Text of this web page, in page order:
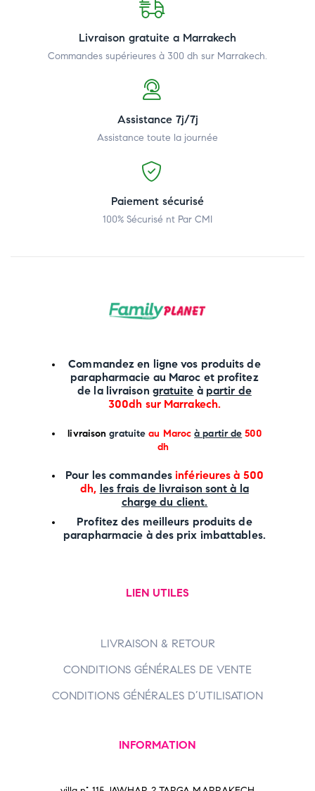
Livraison gratuite a Marrakech
Commandes supérieures à 300 dh sur Marrakech.
Assistance 7j/7j
Assistance toute la journée
Paiement sécurisé
100% Sécurisé nt Par CMI
Commandez en ligne vos produits de
parapharmacie au Maroc et profitez
de la livraison gratuite à partir de
300dh sur Marrakech.
livraison gratuite au Maroc à partir de 500
dh
Pour les commandesinférieures à 500
dh, les frais de livraison sont à la
charge du client.
Profitez des meilleurs produits de
parapharmacie à des prix imbattables.
LIEN UTILES
LIVRAISON & RETOUR
CONDITIONS GÉNÉRALES DE VENTE
CONDITIONS GÉNÉRALES D’UTILISATION
INFORMATION